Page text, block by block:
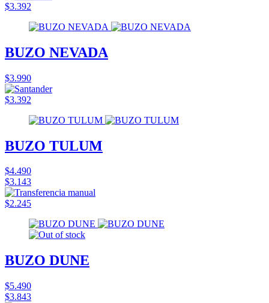
$3.392
BUZO NEVADA
$3.990
$3.392
BUZO TULUM
$4.490
$3.143
$2.245
BUZO DUNE
$5.490
$3.843